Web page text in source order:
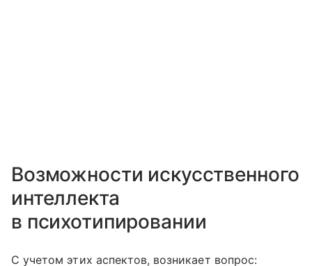
Возможности искусственного
интеллекта
в психотипировании
С учетом этих аспектов, возникает вопрос: